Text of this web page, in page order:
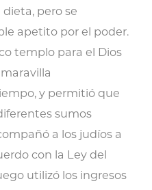
pero se
apetito por el poder.
templo para el Dios
y permitió que
sumos
a los judíos a
con la Ley del
utilizó los ingresos